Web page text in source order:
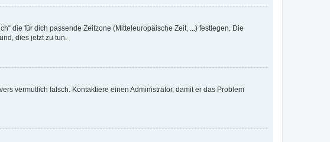
die für dich passende Zeitzone (Mitteleuropäische Zeit, ...) festlegen. Die
dies jetzt zu tun.
vermutlich falsch. Kontaktiere einen Administrator, damit er das Problem